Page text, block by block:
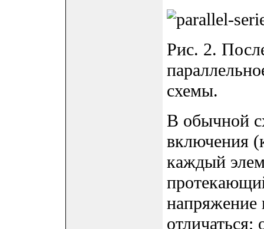
Рис. 2.
схемы.
В обычной
включения
каждый
напряжение
отличаться;